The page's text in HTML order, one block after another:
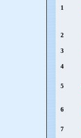
1
2
3
4
5
6
7